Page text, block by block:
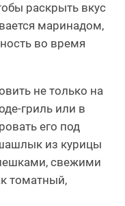
раскрыть вкус
маринадом,
во время
не только на
гриль или в
его под
из курицы
свежими
томатный,